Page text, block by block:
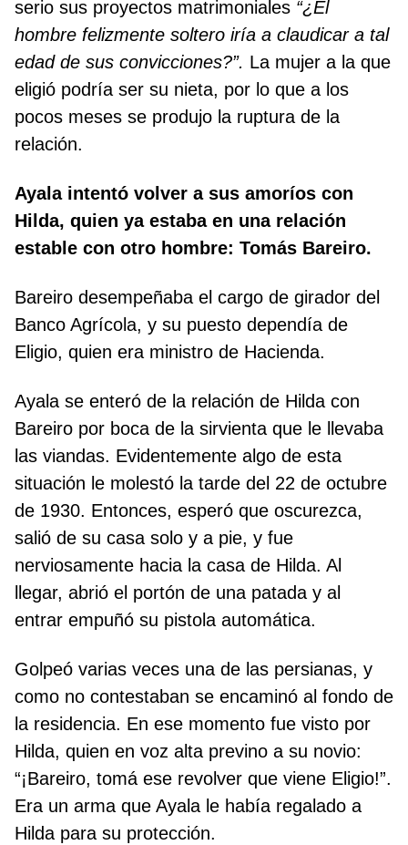
serio sus proyectos matrimoniales “¿El
hombre felizmente soltero iría a claudicar a tal
edad de sus convicciones?”. La mujer a la que
eligió podría ser su nieta, por lo que a los
pocos meses se produjo la ruptura de la
relación.
Ayala intentó volver a sus amoríos con
Hilda, quien ya estaba en una relación
estable con otro hombre: Tomás Bareiro.
Bareiro desempeñaba el cargo de girador del
Banco Agrícola, y su puesto dependía de
Eligio, quien era ministro de Hacienda.
Ayala se enteró de la relación de Hilda con
Bareiro por boca de la sirvienta que le llevaba
las viandas. Evidentemente algo de esta
situación le molestó la tarde del 22 de octubre
de 1930. Entonces, esperó que oscurezca,
salió de su casa solo y a pie, y fue
nerviosamente hacia la casa de Hilda. Al
llegar, abrió el portón de una patada y al
entrar empuñó su pistola automática.
Golpeó varias veces una de las persianas, y
como no contestaban se encaminó al fondo de
la residencia. En ese momento fue visto por
Hilda, quien en voz alta previno a su novio:
“¡Bareiro, tomá ese revolver que viene Eligio!”.
Era un arma que Ayala le había regalado a
Hilda para su protección.